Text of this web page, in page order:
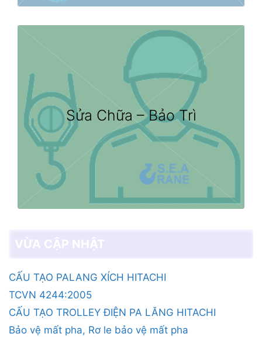
Sửa Chữa – Bảo Trì
CẤU TẠO PALANG XÍCH HITACHI
TCVN 4244:2005
CẤU TẠO TROLLEY ĐIỆN PA LĂNG HITACHI
Bảo vệ mất pha, Rơ le bảo vệ mất pha